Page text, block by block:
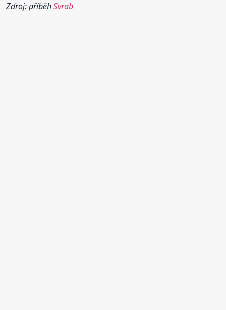
Zdroj: příběhSvrab